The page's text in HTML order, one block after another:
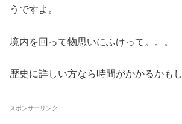
うですよ。
境内を回って物思いにふけって。。。
歴史に詳しい方なら時間がかかるかも
スポンサーリンク